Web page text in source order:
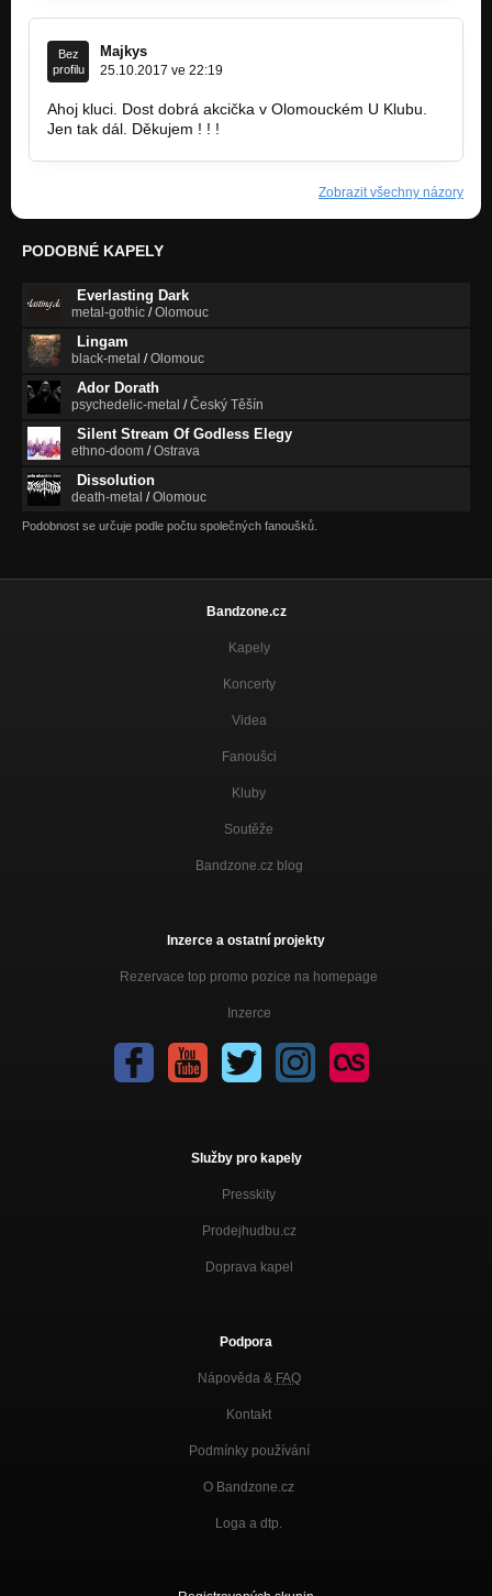
Bez
profilu
Majkys
25.10.2017 ve 22:19
Ahoj kluci. Dost dobrá akcička v Olomouckém U Klubu.
Jen tak dál. Děkujem ! ! !
Zobrazit všechny názory
PODOBNÉ KAPELY
Everlasting Dark
metal-gothic /Olomouc
Lingam
black-metal /Olomouc
Ador Dorath
psychedelic-metal /Český Těšín
Silent Stream Of Godless Elegy
ethno-doom /Ostrava
Dissolution
death-metal /Olomouc
Podobnost se určuje podle počtu společných fanoušků.
Bandzone.cz
Kapely
Koncerty
Videa
Fanoušci
Kluby
Soutěže
Bandzone.cz blog
Inzerce a ostatní projekty
Rezervace top promo pozice na homepage
Inzerce
Služby pro kapely
Presskity
Prodejhudbu.cz
Doprava kapel
Podpora
Nápověda & FAQ
Kontakt
Podmínky používání
O Bandzone.cz
Loga a dtp.